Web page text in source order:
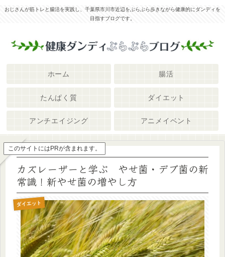
おじさんが筋トレと腸活を実践し、千葉県市川市近辺をぶらぶら歩きながら健康的にダンディを
目指すブログです。
ホーム 腸活
たんぱく質 ダイエット
アンチエイジング アニメイベント
このサイトにはPRが含まれます。
カズレーザーと学ぶ やせ菌・デブ菌の新
常識！新やせ菌の増やし方
ダイエット